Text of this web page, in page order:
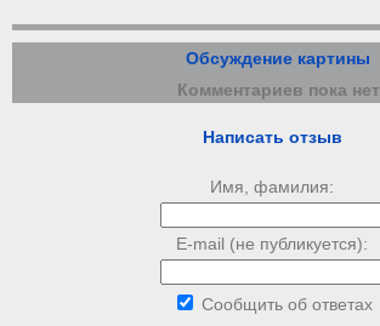
Обсуждение картины
Комментариев пока нет
Написать отзыв
Имя, фамилия:
E-mail (не публикуется):
Сообщить об ответах